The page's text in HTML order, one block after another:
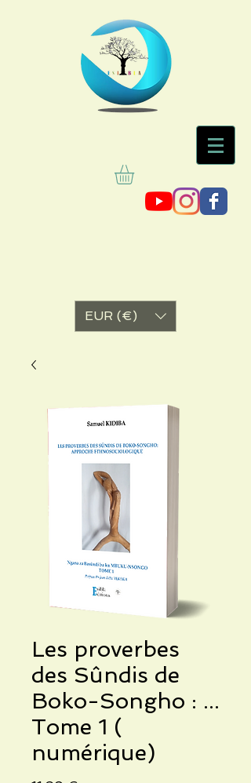
EUR (€)
Les proverbes
des Sûndis de
Boko-Songho : ...
Tome 1 (
numérique)